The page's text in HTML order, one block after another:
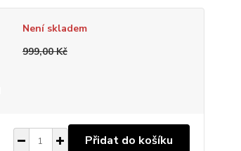
Není skladem
999,00 Kč
Přidat do košíku